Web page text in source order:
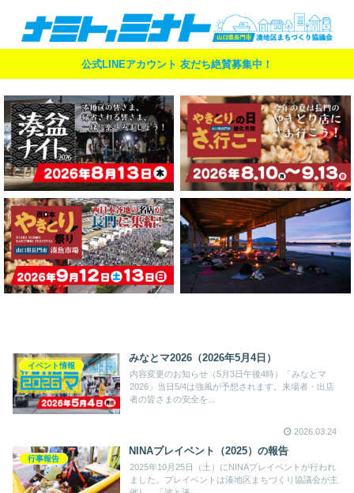
公式LINEアカウント 友だち絶賛募集中！
イベント情報
みなとマ2026（2026年5月4日）
内容変更のお知らせ（5月3日午後4時）「みなとマ
2026」当日5/4は強風が予想されます。来場者・出店
者の皆さまの安全を...
2026.03.24
行事報告
NINAプレイベント（2025）の報告
2025年10月25日（土）にNINAプレイベントが行われ
ました。プレイベントは湊地区まちづくり協議会が主